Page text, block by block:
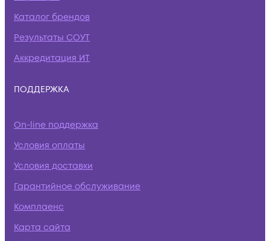
Каталог брендов
Результаты СОУТ
Аккредитация ИТ
ПОДДЕРЖКА
On-line поддержка
Условия оплаты
Условия доставки
Гарантийное обслуживание
Комплаенс
Карта сайта